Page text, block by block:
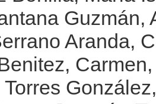
Guzmán,
Aranda,
Carmen
Torres